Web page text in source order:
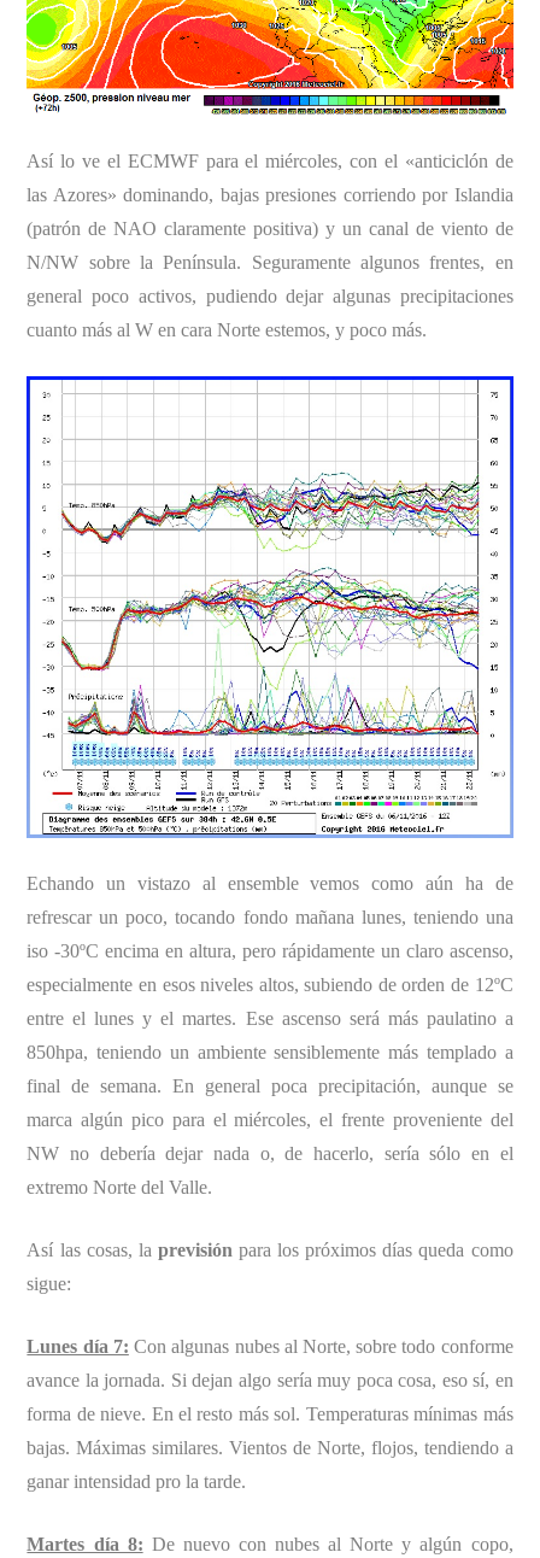
Así lo ve el ECMWF para el miércoles, con el «anticiclón de
las Azores» dominando, bajas presiones corriendo por Islandia
(patrón de NAO claramente positiva) y un canal de viento de
N/NW sobre la Península. Seguramente algunos frentes, en
general poco activos, pudiendo dejar algunas precipitaciones
cuanto más al W en cara Norte estemos, y poco más.
Echando un vistazo al ensemble vemos como aún ha de
refrescar un poco, tocando fondo mañana lunes, teniendo una
iso -30ºC encima en altura, pero rápidamente un claro ascenso,
especialmente en esos niveles altos, subiendo de orden de 12ºC
entre el lunes y el martes. Ese ascenso será más paulatino a
850hpa, teniendo un ambiente sensiblemente más templado a
final de semana. En general poca precipitación, aunque se
marca algún pico para el miércoles, el frente proveniente del
NW no debería dejar nada o, de hacerlo, sería sólo en el
extremo Norte del Valle.
Así las cosas, la previsión para los próximos días queda como
sigue:
Lunes día 7: Con algunas nubes al Norte, sobre todo conforme
avance la jornada. Si dejan algo sería muy poca cosa, eso sí, en
forma de nieve. En el resto más sol. Temperaturas mínimas más
bajas. Máximas similares. Vientos de Norte, flojos, tendiendo a
ganar intensidad pro la tarde.
Martes día 8: De nuevo con nubes al Norte y algún copo,